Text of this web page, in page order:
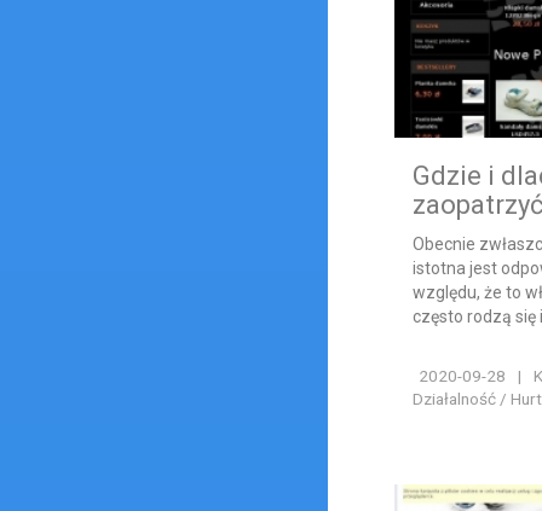
Gdzie i
Obecnie
istotna jest
względu, że to
często rodzą się
2020-09-28 |
Działalność /